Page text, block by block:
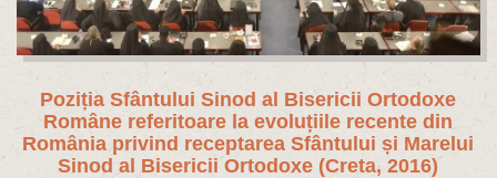
Poziția Sfântului Sinod al Bisericii Ortodoxe
Române referitoare la evoluțiile recente din
România privind receptarea Sfântului și Marelui
Sinod al Bisericii Ortodoxe (Creta, 2016)